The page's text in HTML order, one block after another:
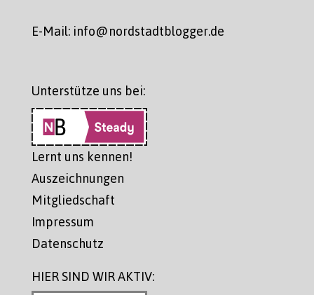
E-Mail: info@nordstadtblogger.de
Unterstütze uns bei:
Lernt uns kennen!
Auszeichnungen
Mitgliedschaft
Impressum
Datenschutz
HIER SIND WIR AKTIV: